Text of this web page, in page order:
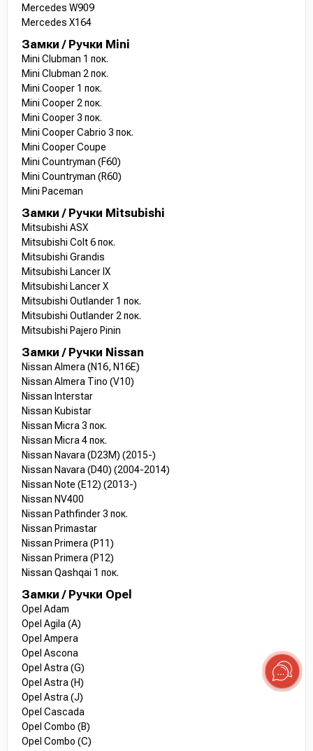
Mercedes W909
Mercedes X164
Замки / Ручки Mini
Mini Clubman 1 пок.
Mini Clubman 2 пок.
Mini Cooper 1 пок.
Mini Cooper 2 пок.
Mini Cooper 3 пок.
Mini Cooper Cabrio 3 пок.
Mini Cooper Coupe
Mini Countryman (F60)
Mini Countryman (R60)
Mini Paceman
Замки / Ручки Mitsubishi
Mitsubishi ASX
Mitsubishi Colt 6 пок.
Mitsubishi Grandis
Mitsubishi Lancer IX
Mitsubishi Lancer X
Mitsubishi Outlander 1 пок.
Mitsubishi Outlander 2 пок.
Mitsubishi Pajero Pinin
Замки / Ручки Nissan
Nissan Almera (N16, N16E)
Nissan Almera Tino (V10)
Nissan Interstar
Nissan Kubistar
Nissan Micra 3 пок.
Nissan Micra 4 пок.
Nissan Navara (D23M) (2015-)
Nissan Navara (D40) (2004-2014)
Nissan Note (E12) (2013-)
Nissan NV400
Nissan Pathfinder 3 пок.
Nissan Primastar
Nissan Primera (P11)
Nissan Primera (P12)
Nissan Qashqai 1 пок.
Замки / Ручки Opel
Opel Adam
Opel Agila (A)
Opel Ampera
Opel Ascona
Opel Astra (G)
Opel Astra (H)
Opel Astra (J)
Opel Cascada
Opel Combo (B)
Opel Combo (C)